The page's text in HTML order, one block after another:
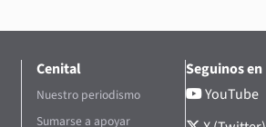
Cenital
Nuestro periodismo
Sumarse a apoyar
Seguinos en
YouTube